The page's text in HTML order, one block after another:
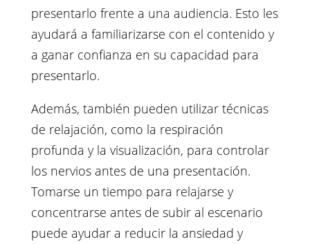
presentarlo frente a una audiencia. Esto les
ayudará a familiarizarse con el contenido y
a ganar confianza en su capacidad para
presentarlo.
Además, también pueden utilizar técnicas
de relajación, como la respiración
profunda y la visualización, para controlar
los nervios antes de una presentación.
Tomarse un tiempo para relajarse y
concentrarse antes de subir al escenario
puede ayudar a reducir la ansiedad y